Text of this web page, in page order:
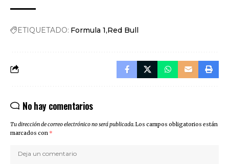
ETIQUETADO: Formula 1 Red Bull
No hay comentarios
Tu dirección de correo electrónico no será publicada.Los campos obligatorios están
marcados con *